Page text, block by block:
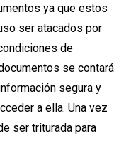
ya que estos
ser atacados por
de
se contará
segura y
a ella. Una vez
ser triturada para